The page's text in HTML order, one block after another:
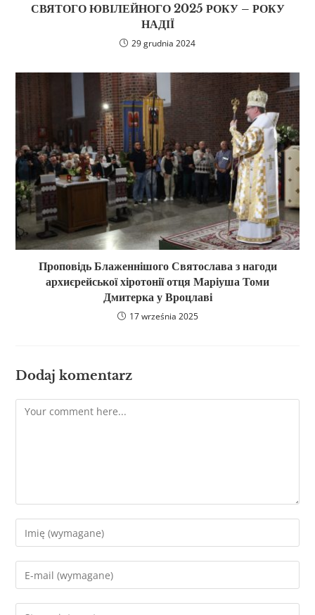
СВЯТОГО ЮВІЛЕЙНОГО 2025 РОКУ – РОКУ
НАДІЇ
29 grudnia 2024
Проповідь Блаженнішого Святослава з нагоди
архиєрейської хіротонії отця Маріуша Томи
Дмитерка у Вроцлаві
17 września 2025
Dodaj komentarz